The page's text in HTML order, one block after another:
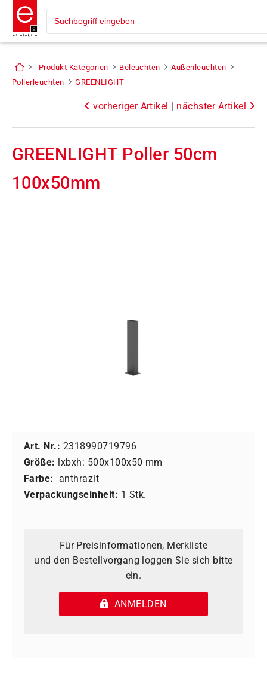
Produkt Kategorien Beleuchten
Außenleuchten
Pollerleuchten
GREENLIGHT
vorheriger Artikel | nächster Artikel
GREENLIGHT Poller 50cm
100x50mm
Art. Nr.: 2318990719796
Größe: lxbxh: 500x100x50 mm
Farbe: anthrazit
Verpackungseinheit: 1 Stk.
Für Preisinformationen, Merkliste
und den Bestellvorgang loggen Sie sich bitte
ein.
ANMELDEN